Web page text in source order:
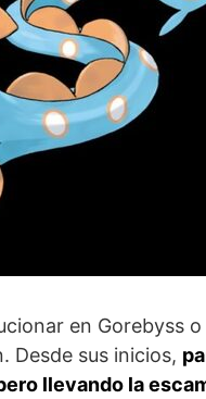
en Gorebyss
Desde sus inicios,
llevando la